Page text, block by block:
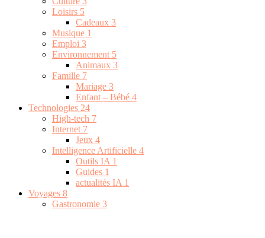
Loisirs 5
Cadeaux 3
Musique 1
Emploi 3
Environnement 5
Animaux 3
Famille 7
Mariage 3
Enfant – Bébé 4
Technologies 24
High-tech 7
Internet 7
Jeux 4
Intelligence Artificielle 4
Outils IA 1
Guides 1
actualités IA 1
Voyages 8
Gastronomie 3